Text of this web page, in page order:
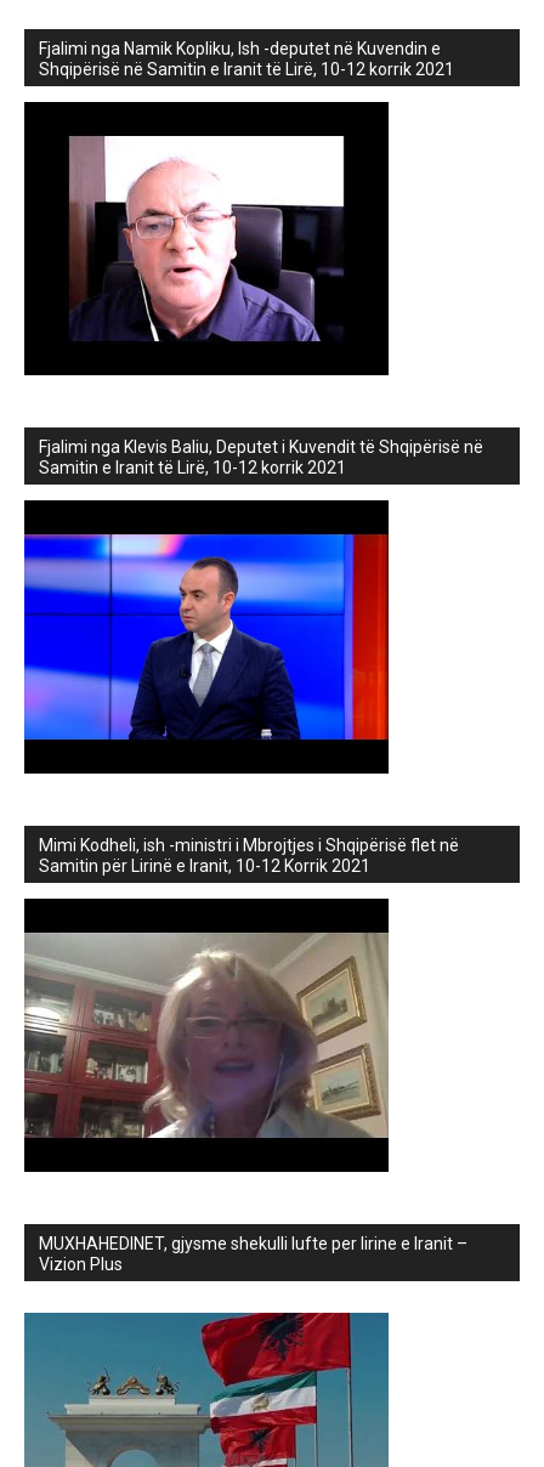
Fjalimi nga Namik Kopliku, Ish -deputet në Kuvendin e
Shqipërisë në Samitin e Iranit të Lirë, 10-12 korrik 2021
Fjalimi nga Klevis Baliu, Deputet i Kuvendit të Shqipërisë në
Samitin e Iranit të Lirë, 10-12 korrik 2021
Mimi Kodheli, ish -ministri i Mbrojtjes i Shqipërisë flet në
Samitin për Lirinë e Iranit, 10-12 Korrik 2021
MUXHAHEDINET, gjysme shekulli lufte per lirine e Iranit –
Vizion Plus